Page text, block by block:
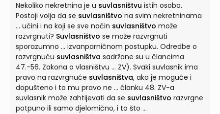
Nekoliko nekretnina je u suvlasništvu istih osoba.
Postoji volja da se suvlasništvo na svim nekretninama
... učini i na koji se sve način suvlasništvo može
razvrgnuti? Suvlasništvo se može razvrgnuti
sporazumno ... izvanparničnom postupku. Odredbe o
razvrgnuću suvlasništva sadržane su u člancima
47.-56. Zakona o vlasništvu ... ZV). Svaki suvlasnik ima
pravo na razvrgnuće suvlasništva, ako je moguće i
dopušteno i to mu pravo ne ... članku 48. ZV-a
suvlasnik može zahtijevati da se suvlasništvo razvrgne
potpuno ili samo djelomično, i to što ...